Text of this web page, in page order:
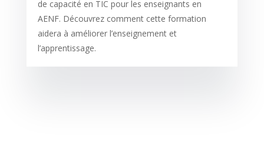
de capacité en TIC pour les enseignants en
AENF. Découvrez comment cette formation
aidera à améliorer l’enseignement et
l’apprentissage.